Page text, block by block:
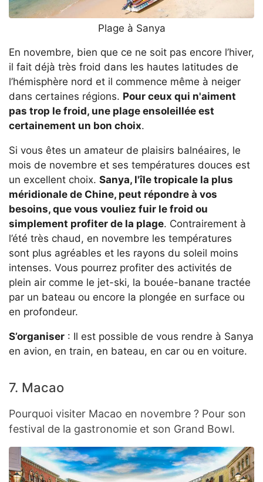
Plage à Sanya
En novembre, bien que ce ne soit pas encore l’hiver,
il fait déjà très froid dans les hautes latitudes de
l’hémisphère nord et il commence même à neiger
dans certaines régions. Pour ceux qui n'aiment
pas trop le froid, une plage ensoleillée est
certainement un bon choix.
Si vous êtes un amateur de plaisirs balnéaires, le
mois de novembre et ses températures douces est
un excellent choix. Sanya, l'île tropicale la plus
méridionale de Chine, peut répondre à vos
besoins, que vous vouliez fuir le froid ou
simplement profiter de la plage. Contrairement à
l’été très chaud, en novembre les températures
sont plus agréables et les rayons du soleil moins
intenses. Vous pourrez profiter des activités de
plein air comme le jet-ski, la bouée-banane tractée
par un bateau ou encore la plongée en surface ou
en profondeur.
S’organiser : Il est possible de vous rendre à Sanya
en avion, en train, en bateau, en car ou en voiture.
7. Macao
Pourquoi visiter Macao en novembre ? Pour son
festival de la gastronomie et son Grand Bowl.